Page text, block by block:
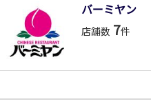
バーミヤン
店舗数 7件